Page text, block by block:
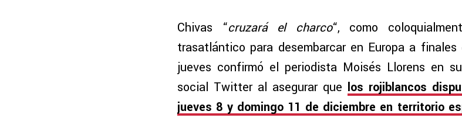
Chivas “cruzará el charco“, como
trasatlántico para desembarcar en Europa a
jueves confirmó el periodista Moisés Llorens en
social Twitter al asegurar que los rojiblancos
jueves 8 y domingo 11 de diciembre en territorio